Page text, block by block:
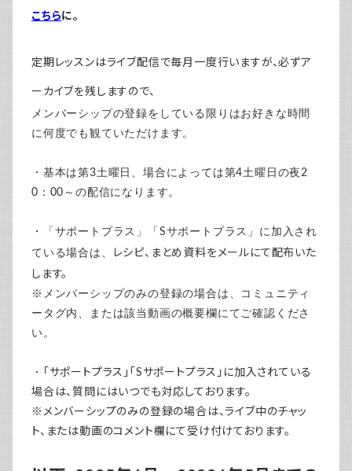
こちらに。
定期レッスンはライブ配信で毎月一度行いますが、必ずア
ーカイブを残しますので、
メンバーシップの登録をしている限りはお好きな時間
に何度でも観ていただけます。
・基本は第3土曜日、場合によっては第4土曜日の夜2
0：00～の配信になります。
・「サポートプラス」「Sサポートプラス」に加入され
ている場合は、
レシピ、まとめ資料をメールにて配布いた
します。
※メンバーシップのみの登録の場合は、コミュニティ
ータグ内、または該当動画の概要欄にてご確認くださ
い。
・ 「サポートプラス」「Sサポートプラス」に加入されている
場合は、質問にはいつでも対応しております。
※メンバーシップのみの登録の場合は、ライブ中のチャッ
ト、または動画のコメント欄にて受け付けております。